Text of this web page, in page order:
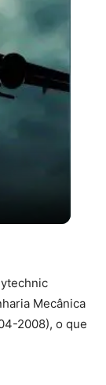
Mecânica
2008), o que